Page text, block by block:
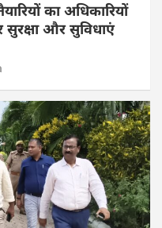
का अधिकारियों
सुरक्षा और सुविधाएं